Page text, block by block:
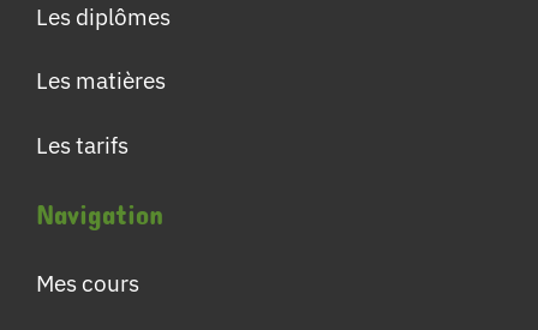
Les diplômes
Les matières
Les tarifs
Navigation
Mes cours